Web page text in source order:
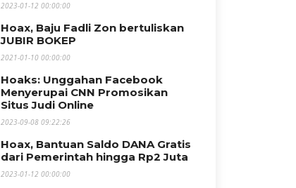
2023-01-12 00:00:00
Hoax, Baju Fadli Zon bertuliskan
JUBIR BOKEP
2021-01-10 00:00:00
Hoaks: Unggahan Facebook
Menyerupai CNN Promosikan
Situs Judi Online
2023-09-08 09:22:26
Hoax, Bantuan Saldo DANA Gratis
dari Pemerintah hingga Rp2 Juta
2023-01-12 00:00:00